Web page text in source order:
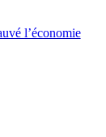
l’économie